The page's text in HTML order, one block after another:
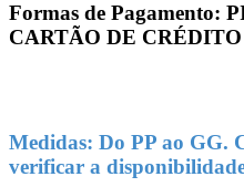
Formas de Pagamento:
CARTÃO DE
Medidas: Do PP ao GG.
verificar a